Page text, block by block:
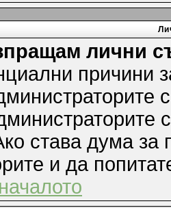
лични
причини
става дума за
и да